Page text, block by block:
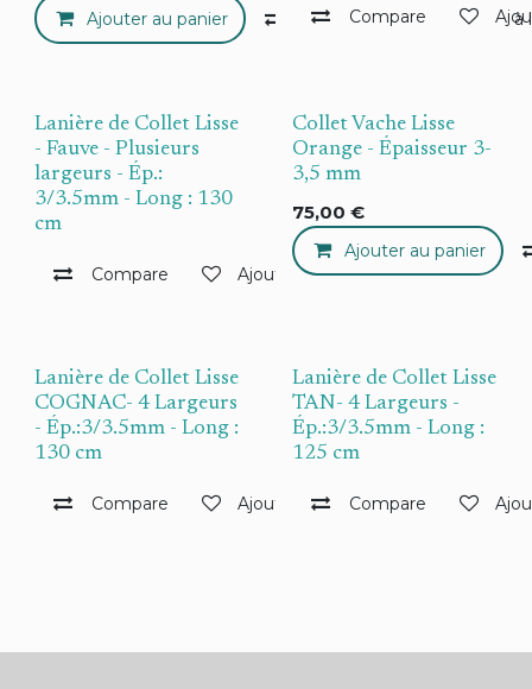
Ajouter au panier Compare Ajouter
Compare
Lanière de Collet Lisse
- Fauve - Plusieurs
largeurs - Ép.:
3/3.5mm - Long : 130
cm
Compare Ajouter à la liste de souhaits
Collet Vache Lisse
Orange - Épaisseur 3-
3,5 mm
75,00 €
Ajouter au panier
Lanière de Collet Lisse
COGNAC- 4 Largeurs
- Ép.:3/3.5mm - Long :
130 cm
Compare Ajouter à la liste de souhaits
Lanière de Collet Lisse
TAN- 4 Largeurs -
Ép.:3/3.5mm - Long :
125 cm
Compare